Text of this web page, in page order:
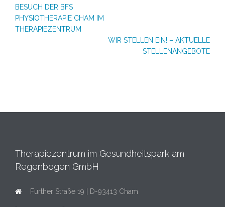
Beitragsnavigation
BESUCH DER BFS
PHYSIOTHERAPIE CHAM IM
THERAPIEZENTRUM
WIR STELLEN EIN! – AKTUELLE
STELLENANGEBOTE
Therapiezentrum im Gesundheitspark am
Regenbogen GmbH
Further Straße 19 | D-93413 Cham